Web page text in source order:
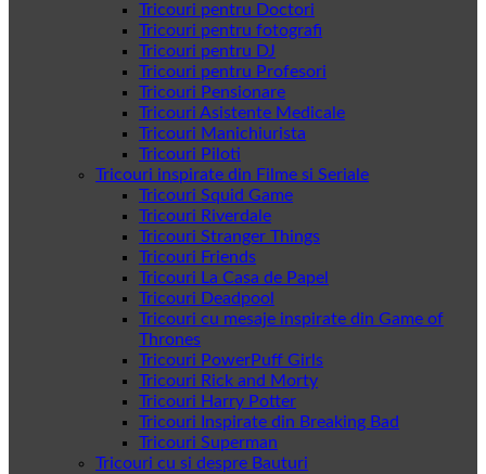
Tricouri pentru Doctori
Tricouri pentru fotografi
Tricouri pentru DJ
Tricouri pentru Profesori
Tricouri Pensionare
Tricouri Asistente Medicale
Tricouri Manichiurista
Tricouri Piloti
Tricouri inspirate din Filme si Seriale
Tricouri Squid Game
Tricouri Riverdale
Tricouri Stranger Things
Tricouri Friends
Tricouri La Casa de Papel
Tricouri Deadpool
Tricouri cu mesaje inspirate din Game of
Thrones
Tricouri PowerPuff Girls
Tricouri Rick and Morty
Tricouri Harry Potter
Tricouri Inspirate din Breaking Bad
Tricouri Superman
Tricouri cu si despre Bauturi